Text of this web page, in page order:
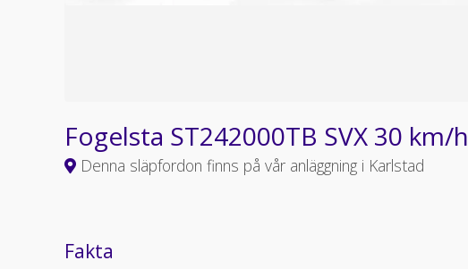
Fogelsta ST242000TB SVX 30 km/h
Denna släpfordon finns på vår anläggning i Karlstad
Fakta